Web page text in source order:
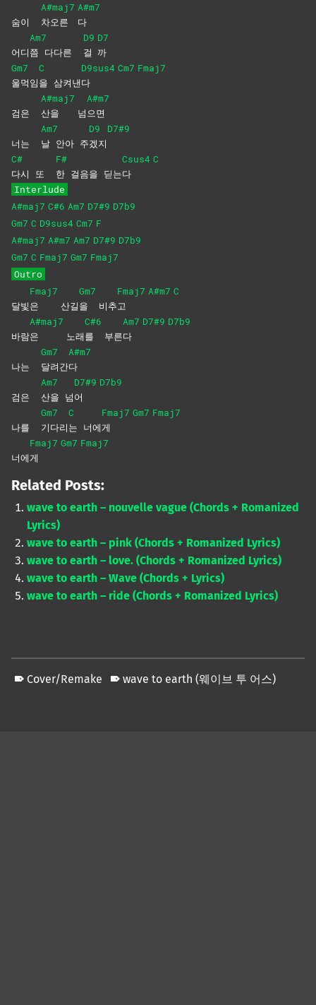
숨이
A#maj7
차오른
A#m7
다
어디
Am7
쯤 다다른
D9
걸
D7
까
Gm7
울먹임
C
을 삼켜낸
D9sus4
다
Cm7 Fmaj7
검은
A#maj7
산을
넘
A#m7
으면
너는
Am7
날 안아 주
D9
겠지
D7#9
C#
다시 또
F#
한 걸음을 딛는
Csus4
다
C
Interlude
A#maj7 C#6 Am7 D7#9 D7b9
Gm7 C D9sus4 Cm7 F
A#maj7 A#m7 Am7 D7#9 D7b9
Gm7 C Fmaj7 Gm7 Fmaj7
Outro
달빛
Fmaj7
은
산길
Gm7
을
비추
Fmaj7
고
A#m7 C
바람
A#maj7
은
노래
C#6
를
부른
Am7
다
D7#9 D7b9
나는
Gm7
달려간
A#m7
다
검은
Am7
산을 넘
D7#9
어
D7b9
나를
Gm7
기다리
C
는 너에
Fmaj7
게
Gm7 Fmaj7
너에
Fmaj7
게
Gm7 Fmaj7
Related Posts:
wave to earth – nouvelle vague (Chords + Romanized
Lyrics)
wave to earth – pink (Chords + Romanized Lyrics)
wave to earth – love. (Chords + Romanized Lyrics)
wave to earth – Wave (Chords + Lyrics)
wave to earth – ride (Chords + Romanized Lyrics)
Cover/Remake wave to earth (웨이브 투 어스)